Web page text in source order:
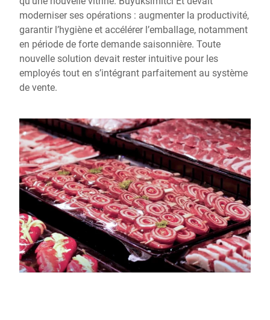
moderniser ses opérations : augmenter la productivité,
garantir l’hygiène et accélérer l’emballage, notamment
en période de forte demande saisonnière. Toute
nouvelle solution devait rester intuitive pour les
employés tout en s’intégrant parfaitement au système
de vente.